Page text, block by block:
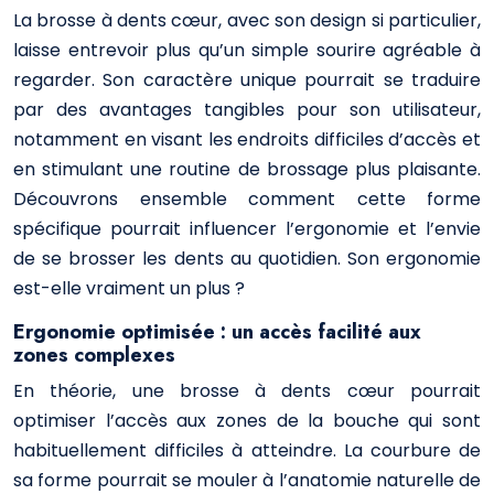
La brosse à dents cœur, avec son design si particulier,
laisse entrevoir plus qu’un simple sourire agréable à
regarder. Son caractère unique pourrait se traduire
par des avantages tangibles pour son utilisateur,
notamment en visant les endroits difficiles d’accès et
en stimulant une routine de brossage plus plaisante.
Découvrons ensemble comment cette forme
spécifique pourrait influencer l’ergonomie et l’envie
de se brosser les dents au quotidien. Son ergonomie
est-elle vraiment un plus ?
Ergonomie optimisée : un accès facilité aux
zones complexes
En théorie, une brosse à dents cœur pourrait
optimiser l’accès aux zones de la bouche qui sont
habituellement difficiles à atteindre. La courbure de
sa forme pourrait se mouler à l’anatomie naturelle de